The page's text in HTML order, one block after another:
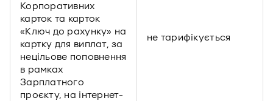
Корпоративних
карток та карток
«Ключ до рахунку» на
картку для виплат, за
нецільове поповнення
в рамках
Зарплатного
проєкту, на інтернет-
не тарифікується